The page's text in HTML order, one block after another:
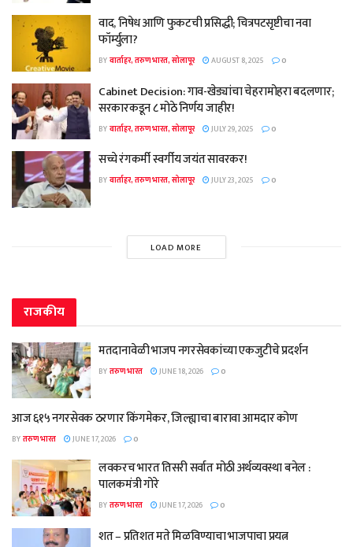
वाद, निषेध आणि फुकटची प्रसिद्धी; चित्रपटसृष्टीचा नवा
फॉर्म्युला?
BYवार्ताहर, तरुण भारत, सोलापूर AUGUST 8, 2025 0
Cabinet Decision: गाव-खेड्यांचा चेहरामोहरा बदलणार;
सरकारकडून ८ मोठे निर्णय जाहीर!
BYवार्ताहर, तरुण भारत, सोलापूर JULY 29, 2025 0
सच्चे रंगकर्मी स्वर्गीय जयंत सावरकर!
BYवार्ताहर, तरुण भारत, सोलापूर JULY 23, 2025 0
LOAD MORE
राजकीय
मतदानावेळी भाजप नगरसेवकांच्या एकजुटीचे प्रदर्शन
BYतरुण भारत JUNE 18, 2026 0
आज ६१५ नगरसेवक ठरणार किंगमेकर, जिल्ह्याचा बारावा आमदार कोण
BYतरुण भारत JUNE 17, 2026 0
लवकरच भारत तिसरी सर्वात मोठी अर्थव्यवस्था बनेल :
पालकमंत्री गोरे
BYतरुण भारत JUNE 17, 2026 0
शत – प्रतिशत मते मिळविण्याचा भाजपाचा प्रयत्न